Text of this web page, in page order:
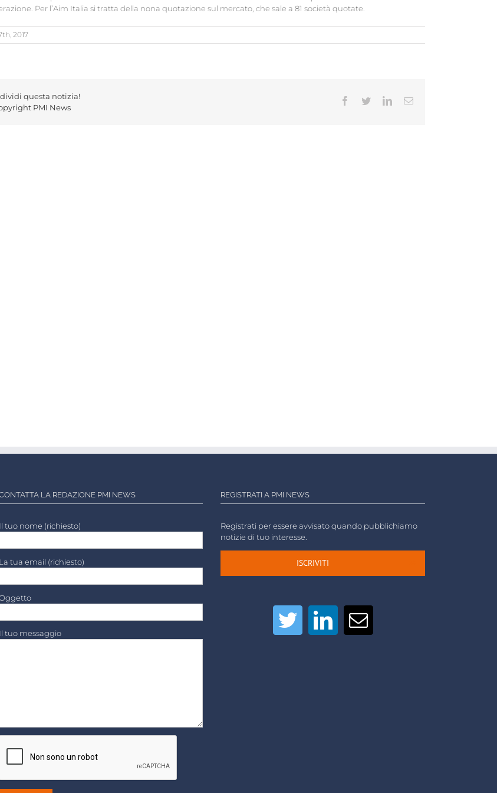
Per l’Aim Italia si tratta della nona quotazione sul mercato, che sale a 81 società quotate.
2017
questa notizia!
PMI News
Facebook
TwitterLinkedInEmail
LA REDAZIONE PMI NEWS
Il tuo nome (richiesto)
La tua email (richiesto)
Il tuo messaggio
REGISTRATI A PMI NEWS
Registrati per essere avvisato quando pubblichiamo
notizie di tuo interesse.
ISCRIVITI